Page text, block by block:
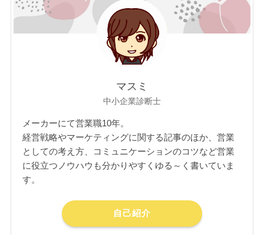
マスミ
中小企業診断士
メーカーにて営業職10年。
経営戦略やマーケティングに関する記事のほか、営業
としての考え方、コミュニケーションのコツなど営業
に役立つノウハウも分かりやすくゆる～く書いていま
す。
自己紹介